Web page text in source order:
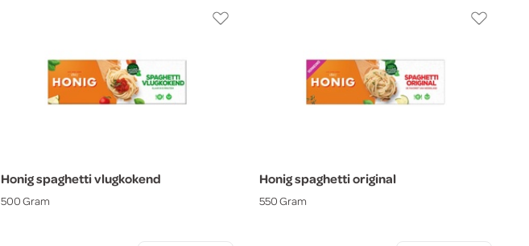
Honig spaghetti vlugkokend
500 Gram
Honig spaghetti original
550 Gram